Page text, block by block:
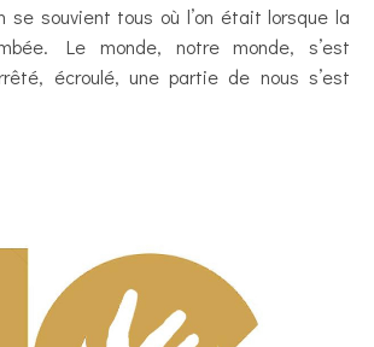
se souvient tous où l’on était lorsque la
Le monde, notre monde, s’est
écroulé, une partie de nous s’est